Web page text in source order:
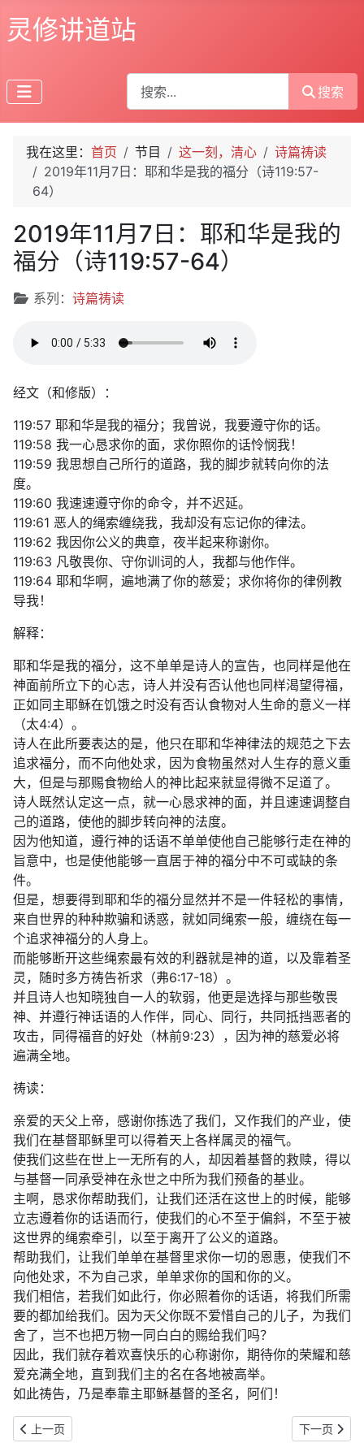
灵修讲道站
搜索
搜索
我在这里： 首页 节目 这一刻，清心
诗篇祷读
2019年11月7日：耶和华是我的福分（诗119:57-
64）
2019年11月7日：耶和华是我的
福分（诗119:57-64）
文章信息
系列： 诗篇祷读
经文（和修版）：
119:57 耶和华是我的福分；我曾说，我要遵守你的话。
119:58 我一心恳求你的面，求你照你的话怜悯我！
119:59 我思想自己所行的道路，我的脚步就转向你的法
度。
119:60 我速速遵守你的命令，并不迟延。
119:61 恶人的绳索缠绕我，我却没有忘记你的律法。
119:62 我因你公义的典章，夜半起来称谢你。
119:63 凡敬畏你、守你训词的人，我都与他作伴。
119:64 耶和华啊，遍地满了你的慈爱；求你将你的律例教
导我！
解释：
耶和华是我的福分，这不单单是诗人的宣告，也同样是他在
神面前所立下的心志，诗人并没有否认他也同样渴望得福，
正如同主耶稣在饥饿之时没有否认食物对人生命的意义一样
（太4:4）。
诗人在此所要表达的是，他只在耶和华神律法的规范之下去
追求福分，而不向他处求，因为食物虽然对人生存的意义重
大，但是与那赐食物给人的神比起来就显得微不足道了。
诗人既然认定这一点，就一心恳求神的面，并且速速调整自
己的道路，使他的脚步转向神的法度。
因为他知道，遵行神的话语不单单使他自己能够行走在神的
旨意中，也是使他能够一直居于神的福分中不可或缺的条
件。
但是，想要得到耶和华的福分显然并不是一件轻松的事情，
来自世界的种种欺骗和诱惑，就如同绳索一般，缠绕在每一
个追求神福分的人身上。
而能够断开这些绳索最有效的利器就是神的道，以及靠着圣
灵，随时多方祷告祈求（弗6:17-18）。
并且诗人也知晓独自一人的软弱，他更是选择与那些敬畏
神、并遵行神话语的人作伴，同心、同行，共同抵挡恶者的
攻击，同得福音的好处（林前9:23），因为神的慈爱必将
遍满全地。
祷读：
亲爱的天父上帝，感谢你拣选了我们，又作我们的产业，使
我们在基督耶稣里可以得着天上各样属灵的福气。
使我们这些在世上一无所有的人，却因着基督的救赎，得以
与基督一同承受神在永世之中所为我们预备的基业。
主啊，恳求你帮助我们，让我们还活在这世上的时候，能够
立志遵着你的话语而行，使我们的心不至于偏斜，不至于被
这世界的绳索牵引，以至于离开了公义的道路。
帮助我们，让我们单单在基督里求你一切的恩惠，使我们不
向他处求，不为自己求，单单求你的国和你的义。
我们相信，若我们如此行，你必照着你的话语，将我们所需
要的都加给我们。因为天父你既不爱惜自己的儿子，为我们
舍了，岂不也把万物一同白白的赐给我们吗？
因此，我们就存着欢喜快乐的心称谢你，期待你的荣耀和慈
爱充满全地，直到我们主的名在各地被高举。
如此祷告，乃是奉靠主耶稣基督的圣名，阿们！
上一篇文章: 2019年11月8日：有些益处藏在苦难中（诗119:65-72）
上一页 下一篇文章:
下一页